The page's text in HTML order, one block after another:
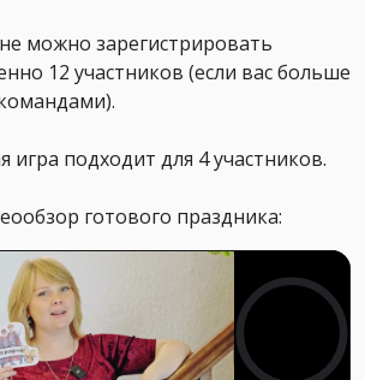
можно зарегистрировать
12 участников (если вас больше
игра подходит для 4 участников.
готового праздника: